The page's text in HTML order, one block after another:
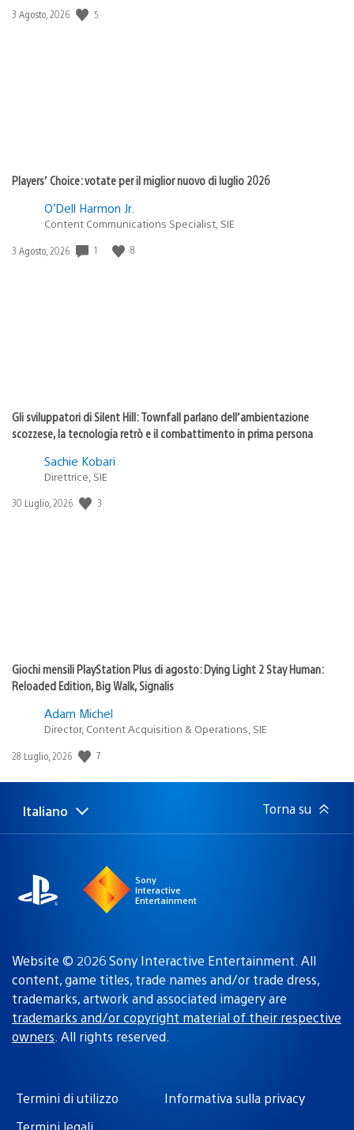
Data
3 Agosto, 2026 5
Players’ Choice: votate per il miglior nuovo di luglio 2026
O’Dell Harmon Jr.
Content Communications Specialist, SIE
Data
3 Agosto, 2026 1 8
Gli sviluppatori di Silent Hill: Townfall parlano dell’ambientazione
scozzese, la tecnologia retrò e il combattimento in prima persona
Sachie Kobari
Direttrice, SIE
Data
30 Luglio, 2026 3
Giochi mensili PlayStation Plus di agosto: Dying Light 2 Stay Human:
Reloaded Edition, Big Walk, Signalis
Adam Michel
Director, Content Acquisition & Operations, SIE
Data
pubblicazione:
28 Luglio, 2026 7
Seleziona
Regione
Italiano Torna su
Sony
Interactive
Entertainment
Website © 2026 Sony Interactive Entertainment. All
content, game titles, trade names and/or trade dress,
trademarks, artwork and associated imagery are
trademarks and/or copyright material of their respective
owners. All rights reserved.
Termini di utilizzo
Informativa sulla privacy
Termini legali